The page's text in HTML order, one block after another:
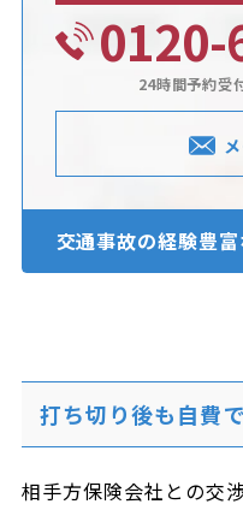
0120-
24時間予約受
交通事故の経験豊
打ち切り後も自費
相手方保険会社との交